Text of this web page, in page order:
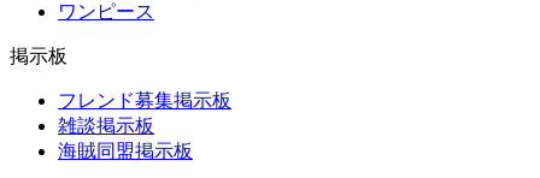
ワンピース
掲示板
フレンド募集掲示板
雑談掲示板
海賊同盟掲示板